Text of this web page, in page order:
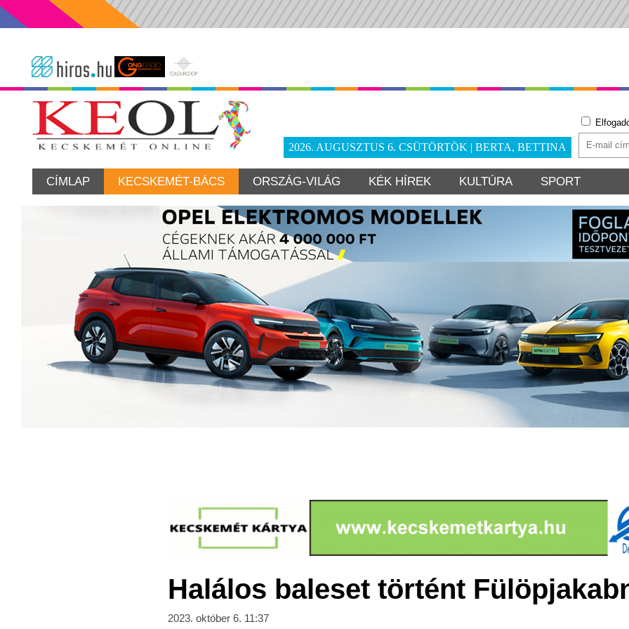
2026. AUGUSZTUS 6. CSÜTÖRTÖK | BERTA, BETTINA
CÍMLAP KECSKEMÉT-BÁCS ORSZÁG-VILÁG KÉK HÍREK KULTÚRA SPORT
Halálos baleset történt
2023. október 6. 11:37